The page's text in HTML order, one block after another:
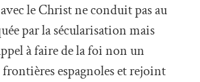
le Christ ne conduit pas au
par la sécularisation mais
à faire de la foi non un
espagnoles et rejoint